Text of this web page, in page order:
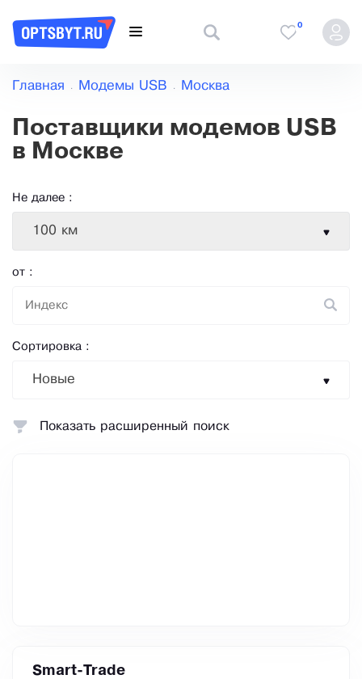
0
Главная Модемы USB Москва
Поставщики модемов USB
в Москве
Не далее :
100 км
от :
Сортировка :
Новые
Smart-Trade
Показать расширенный поиск